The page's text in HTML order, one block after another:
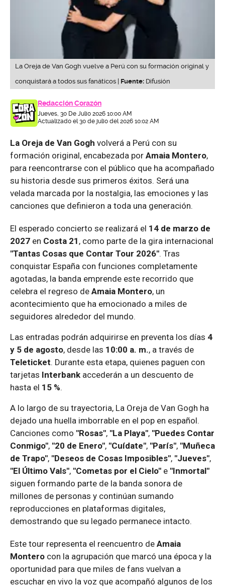
La Oreja de Van Gogh vuelve a Perú con su formación original y
conquistará a todos sus fanáticos | Fuente: Difusión
Redacción Corazón
Jueves, 30 De Julio 2026 10:00 AM
Actualizado el 30 de julio del 2026 10:02 AM
La Oreja de Van Gogh volverá a Perú con su
formación original, encabezada por Amaia Montero,
para reencontrarse con el público que ha acompañado
su historia desde sus primeros éxitos. Será una
velada marcada por la nostalgia, las emociones y las
canciones que definieron a toda una generación.
El esperado concierto se realizará el 14 de marzo de
2027 en Costa 21 , como parte de la gira internacional
"Tantas Cosas que Contar Tour 2026". Tras
conquistar España con funciones completamente
agotadas, la banda emprende este recorrido que
celebra el regreso de Amaia Montero, un
acontecimiento que ha emocionado a miles de
seguidores alrededor del mundo.
Las entradas podrán adquirirse en preventa los días 4
y 5 de agosto, desde las 10:00 a. m., a través de
Teleticket. Durante esta etapa, quienes paguen con
tarjetas Interbank accederán a un descuento de
hasta el 15 %.
A lo largo de su trayectoria, La Oreja de Van Gogh ha
dejado una huella imborrable en el pop en español.
Canciones como "Rosas", "La Playa", "Puedes Contar
Conmigo", "20 de Enero", "Cuídate", "París", "Muñeca
de Trapo", "Deseos de Cosas Imposibles", "Jueves",
"El Último Vals", "Cometas por el Cielo" e "Inmortal"
siguen formando parte de la banda sonora de
millones de personas y continúan sumando
reproducciones en plataformas digitales,
demostrando que su legado permanece intacto.
Este tour representa el reencuentro de Amaia
Montero con la agrupación que marcó una época y la
oportunidad para que miles de fans vuelvan a
escuchar en vivo la voz que acompañó algunos de los